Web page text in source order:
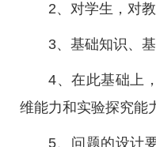
2、对学生，对
3、基础知识、
4、在此基础上
维能力和实验探究能
5、问题的设计